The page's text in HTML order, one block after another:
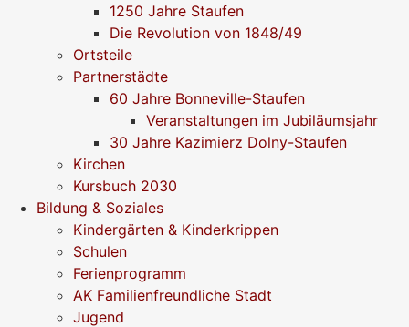
1250 Jahre Staufen
Die Revolution von 1848/49
Ortsteile
Partnerstädte
60 Jahre Bonneville-Staufen
Veranstaltungen im Jubiläumsjahr
30 Jahre Kazimierz Dolny-Staufen
Kirchen
Kursbuch 2030
Bildung & Soziales
Kindergärten & Kinderkrippen
Schulen
Ferienprogramm
AK Familienfreundliche Stadt
Jugend